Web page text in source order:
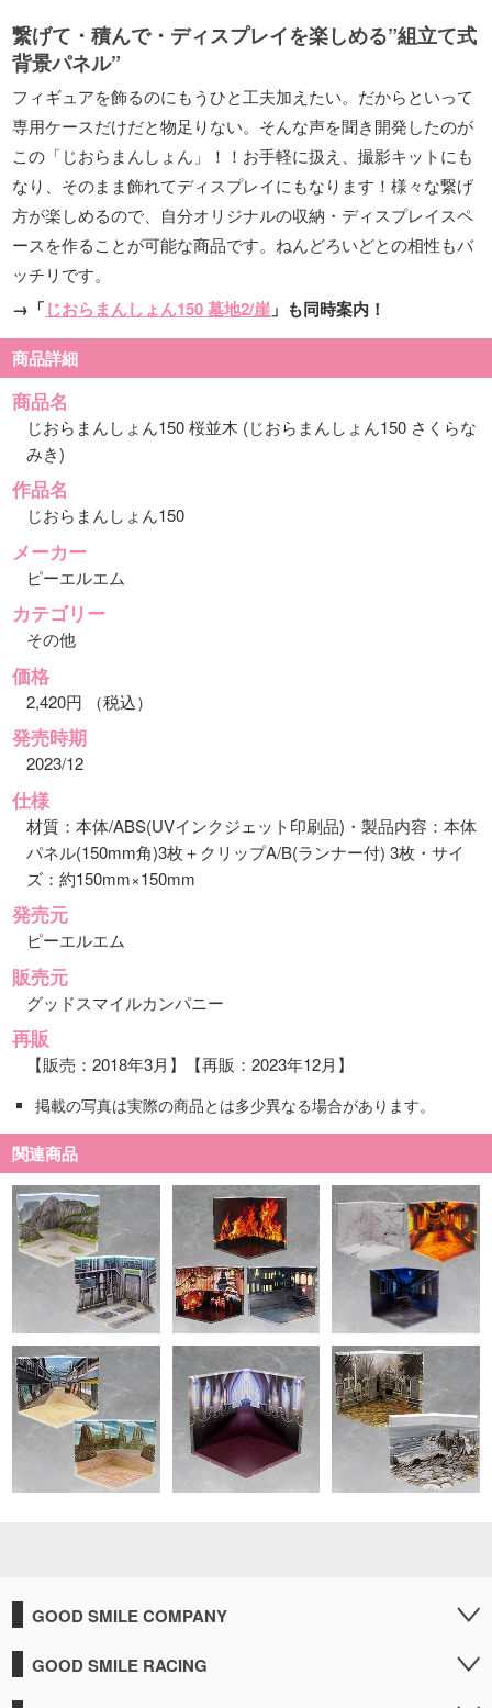
繋げて・積んで・ディスプレイを楽しめる”組立て式
背景パネル”
フィギュアを飾るのにもうひと工夫加えたい。だからといって
専用ケースだけだと物足りない。そんな声を聞き開発したのが
この「じおらまんしょん」！！お手軽に扱え、撮影キットにも
なり、そのまま飾れてディスプレイにもなります！様々な繋げ
方が楽しめるので、自分オリジナルの収納・ディスプレイスペ
ースを作ることが可能な商品です。ねんどろいどとの相性もバ
ッチリです。
→「じおらまんしょん150 墓地2/崖 」も同時案内！
商品詳細
商品名
じおらまんしょん150 桜並木 (じおらまんしょん150 さくらな
みき)
作品名
じおらまんしょん150
メーカー
ピーエルエム
カテゴリー
その他
価格
2,420円 （税込）
発売時期
2023/12
仕様
材質：本体/ABS(UVインクジェット印刷品)・製品内容：本体
パネル(150mm角)3枚＋クリップA/B(ランナー付) 3枚・サイ
ズ：約150mm×150mm
発売元
ピーエルエム
販売元
グッドスマイルカンパニー
再販
【販売：2018年3月】【再販：2023年12月】
掲載の写真は実際の商品とは多少異なる場合があります。
関連商品
GOOD SMILE COMPANY
GOOD SMILE RACING